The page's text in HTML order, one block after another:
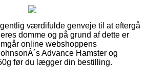
værdifulde genveje til at eftergå
domme og på grund af dette er
online webshoppens
Advance Hamster og
før du lægger din bestilling.